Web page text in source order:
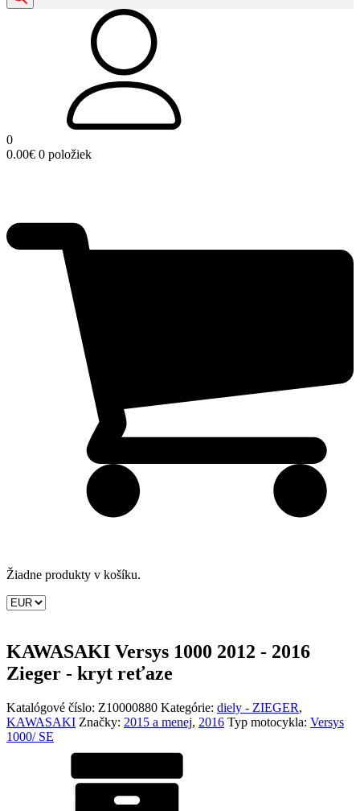
0
0.00€ 0 položiek
Žiadne produkty v košíku.
KAWASAKI Versys 1000 2012 - 2016
Zieger - kryt reťaze
Katalógové číslo: Z10000880 Kategórie: diely - ZIEGER,
KAWASAKI Značky: 2015 a menej, 2016 Typ motocykla: Versys
1000/ SE